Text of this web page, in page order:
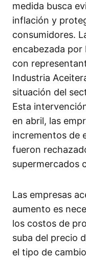
medida busca
inflación y
consumidores.
encabezada por
con
Industria
situación del
Esta
en abril, las
incrementos de
fueron
supermercados
Las empresas
aumento es
los costos de
suba del precio
el tipo de